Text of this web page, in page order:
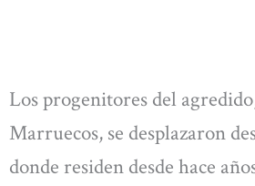
Los progenitores del
Marruecos, se desplazaron
donde residen desde hace